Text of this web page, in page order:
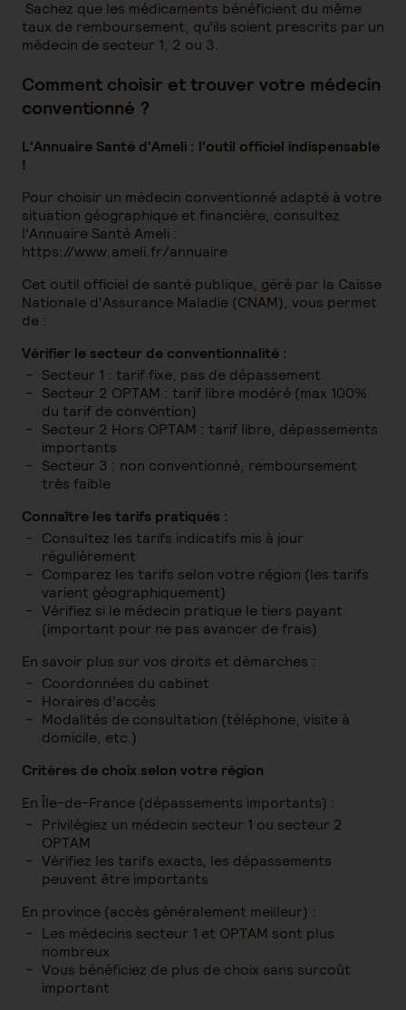
Sachez que les médicaments bénéficient du même
taux de remboursement, qu’ils soient prescrits par un
médecin de secteur 1, 2 ou 3.
Comment choisir et trouver votre médecin
conventionné ?
L'Annuaire Santé d'Ameli : l'outil officiel indispensable
!
Pour choisir un médecin conventionné adapté à votre
situation géographique et financière, consultez
l'Annuaire Santé Ameli :
https://www.ameli.fr/annuaire
Cet outil officiel de santé publique, géré par la Caisse
Nationale d'Assurance Maladie (CNAM), vous permet
de :
Vérifier le secteur de conventionnalité :
Secteur 1 : tarif fixe, pas de dépassement
Secteur 2 OPTAM : tarif libre modéré (max 100%
du tarif de convention)
Secteur 2 Hors OPTAM : tarif libre, dépassements
importants
Secteur 3 : non conventionné, remboursement
très faible
Connaître les tarifs pratiqués :
Consultez les tarifs indicatifs mis à jour
régulièrement
Comparez les tarifs selon votre région (les tarifs
varient géographiquement)
Vérifiez si le médecin pratique le tiers payant
(important pour ne pas avancer de frais)
En savoir plus sur vos droits et démarches :
Coordonnées du cabinet
Horaires d'accès
Modalités de consultation (téléphone, visite à
domicile, etc.)
Critères de choix selon votre région
En Île-de-France (dépassements importants) :
Privilégiez un médecin secteur 1 ou secteur 2
OPTAM
Vérifiez les tarifs exacts, les dépassements
peuvent être importants
En province (accès généralement meilleur) :
Les médecins secteur 1 et OPTAM sont plus
nombreux
Vous bénéficiez de plus de choix sans surcoût
important